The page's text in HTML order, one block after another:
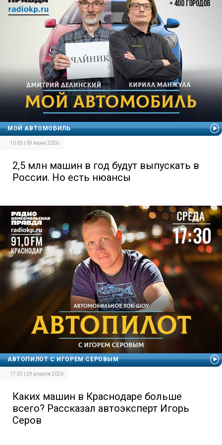
МОЙ АВТОМОБИЛЬ
10:03 | 09 июня 2026
2,5 млн машин в год будут выпускать в
России. Но есть нюансы
АВТОПИЛОТ С ИГОРЕМ СЕРОВЫМ
17:33 | 29 апреля 2026
Каких машин в Краснодаре больше
всего? Рассказал автоэксперт Игорь
Серов